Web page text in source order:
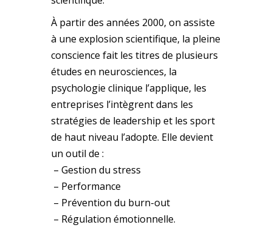
À partir des années 2000, on assiste
à une explosion scientifique, la pleine
conscience fait les titres de plusieurs
études en neurosciences, la
psychologie clinique l’applique, les
entreprises l’intègrent dans les
stratégies de leadership et les sport
de haut niveau l’adopte. Elle devient
un outil de :
– Gestion du stress
– Performance
– Prévention du burn-out
– Régulation émotionnelle.